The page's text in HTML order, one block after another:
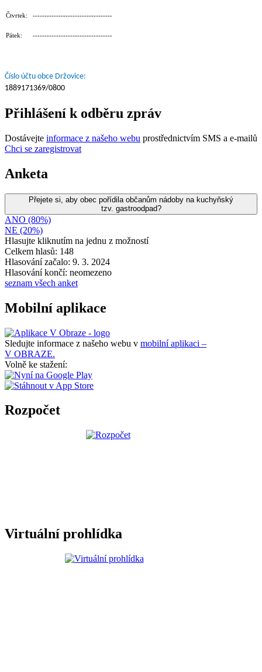
Čtvrtek: ----------------------------------
Pátek: ----------------------------------
Číslo účtu obce Držovice:
1889171369/0800
Přihlášení k odběru zpráv
Dostávejte informace z našeho webu prostřednictvím SMS a e-mailů
Chci se zaregistrovat
Anketa
Přejete si, aby obec pořídila občanům nádoby na kuchyňský
tzv. gastroodpad?
ANO (80%)
NE (20%)
Hlasujte kliknutím na jednu z možností
Celkem hlasů: 148
Hlasování začalo: 9. 3. 2024
Hlasování končí: neomezeno
seznam všech anket
Mobilní aplikace
Sledujte informace z našeho webu v mobilní aplikaci –
V OBRAZE.
Volně ke stažení:
Rozpočet
Virtuální prohlídka